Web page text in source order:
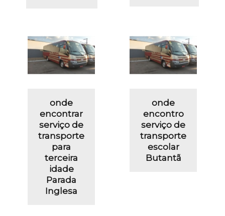
onde
encontrar
serviço de
transporte
para
terceira
idade
Parada
Inglesa
onde
encontro
serviço de
transporte
escolar
Butantã